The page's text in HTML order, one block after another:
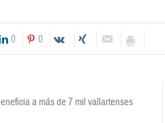
0 0
a más de 7 mil vallartenses